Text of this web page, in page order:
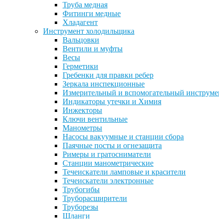
Труба медная
Фитинги медные
Хладагент
Инструмент холодильщика
Вальцовки
Вентили и муфты
Весы
Герметики
Гребенки для правки ребер
Зеркала инспекционные
Измерительный и вспомогательный
Индикаторы утечки и Химия
Инжекторы
Ключи вентильные
Манометры
Насосы вакуумные и станции сбора
Паячные посты и огнезащита
Римеры и гратосниматели
Станции манометрические
Течеискатели ламповые и красители
Течеискатели электронные
Трубогибы
Труборасширители
Труборезы
Шланги